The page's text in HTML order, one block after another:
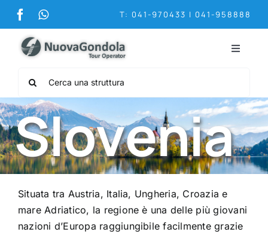
Salta
contenuto
T: 041-970433 | 041-958888
Toggle
Home
Chi siamo
Destinazioni
Crociere in Croazia
per:
Situata tra Austria, Italia, Ungheria, Croazia e
mare Adriatico, la regione è una delle più giovani
nazioni d’Europa raggiungibile facilmente grazie